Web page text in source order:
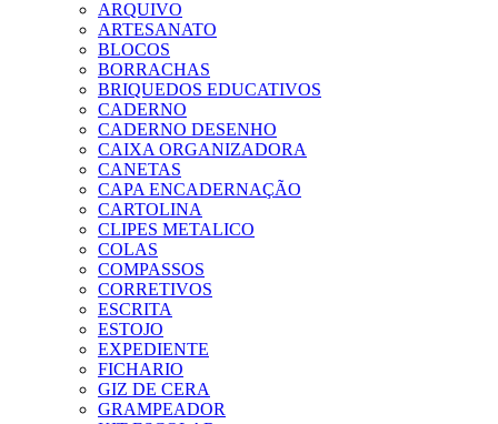
ARQUIVO
ARTESANATO
BLOCOS
BORRACHAS
BRIQUEDOS EDUCATIVOS
CADERNO
CADERNO DESENHO
CAIXA ORGANIZADORA
CANETAS
CAPA ENCADERNAÇÃO
CARTOLINA
CLIPES METALICO
COLAS
COMPASSOS
CORRETIVOS
ESCRITA
ESTOJO
EXPEDIENTE
FICHARIO
GIZ DE CERA
GRAMPEADOR